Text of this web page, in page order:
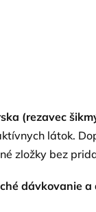
(rezavec
látok.
zložky bez
dávkovanie